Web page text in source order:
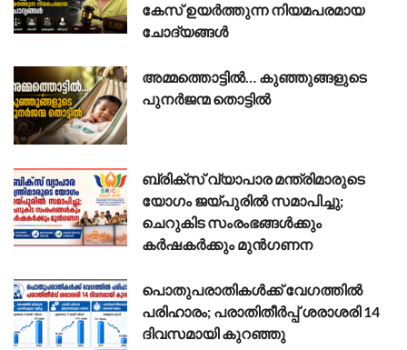
കേസ് ഉയർത്തുന്ന നിയമപരമായ
ചോദ്യങ്ങൾ
അമ്മത്തൊട്ടിൽ… കുഞ്ഞുങ്ങളുടെ
പുനർജന്മ തൊട്ടിൽ
ബ്രിക്സ് വ്യാപാര മന്ത്രിമാരുടെ
യോഗം ജയ്പുരിൽ സമാപിച്ചു;
ചെറുകിട സംരംഭങ്ങൾക്കും
കർഷകർക്കും മുൻഗണന
പൊതുപരാതികൾക്ക് വേഗത്തിൽ
പരിഹാരം; പരാതിതീർപ്പ് ശരാശരി 14
ദിവസമായി കുറഞ്ഞു